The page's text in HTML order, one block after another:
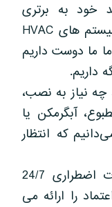
خود به برتری
استفاده می کنی ما می دانیم که سیستم های HVAC
ما دوست داریم
داریم.
چه نیاز به نصب،
آبگرمکن یا
که انتظار
به همین دلیل است که ما خدمات اضطراری 24/7
را ارائه می